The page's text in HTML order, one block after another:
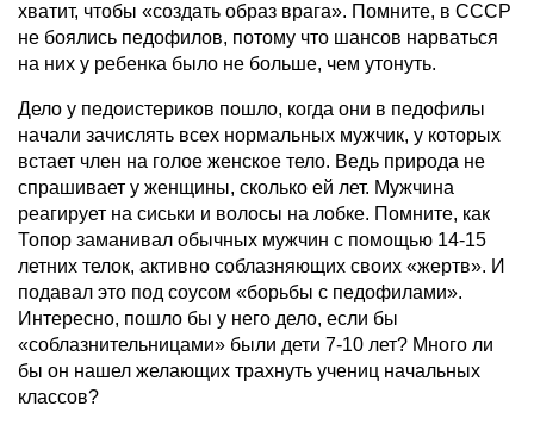
хватит, чтобы «создать образ врага». Помните, в СССР
не боялись педофилов, потому что шансов нарваться
на них у ребенка было не больше, чем утонуть.
Дело у педоистериков пошло, когда они в педофилы
начали зачислять всех нормальных мужчик, у которых
встает член на голое женское тело. Ведь природа не
спрашивает у женщины, сколько ей лет. Мужчина
реагирует на сиськи и волосы на лобке. Помните, как
Топор заманивал обычных мужчин с помощью 14-15
летних телок, активно соблазняющих своих «жертв». И
подавал это под соусом «борьбы с педофилами».
Интересно, пошло бы у него дело, если бы
«соблазнительницами» были дети 7-10 лет? Много ли
бы он нашел желающих трахнуть учениц начальных
классов?